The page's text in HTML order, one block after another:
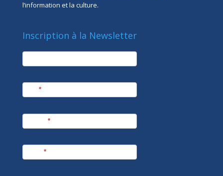
l’information et la culture.
Inscription à la Newsletter
newsletter
*
*
*